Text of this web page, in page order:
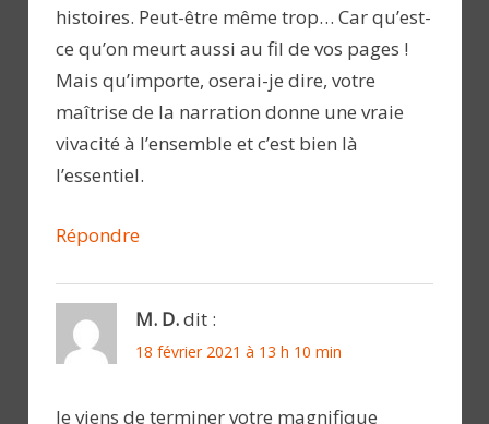
histoires. Peut-être même trop… Car qu’est-
ce qu’on meurt aussi au fil de vos pages !
Mais qu’importe, oserai-je dire, votre
maîtrise de la narration donne une vraie
vivacité à l’ensemble et c’est bien là
l’essentiel.
Répondre
M. D.dit :
18 février 2021 à 13 h 10 min
Je viens de terminer votre magnifique